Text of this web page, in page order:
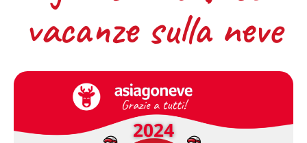
vacanze sulla neve